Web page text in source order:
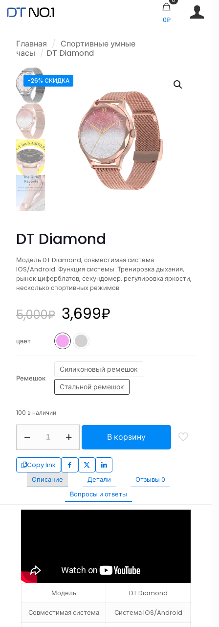
0₽
Главная / Спортивные умные
часы / DT Diamond
-26% СКИДКА
DT Diamond
Модель DT Diamond, совместимая система
IOS/Android. Функция системы. Тренировка дыхания,
рынок циферблатов, секундомер, регулировка яркости,
несколько спортивных режимов.
5,000₽ 3,699₽
цвет
Ремешок
Силиконовый ремешок
Стальной ремешок
100 в наличии
В корзину
Copy link
Описание
Детали Отзывы 0
Вопросы и ответы
Модель DT Diamond
Совместимая система Система IOS/Android